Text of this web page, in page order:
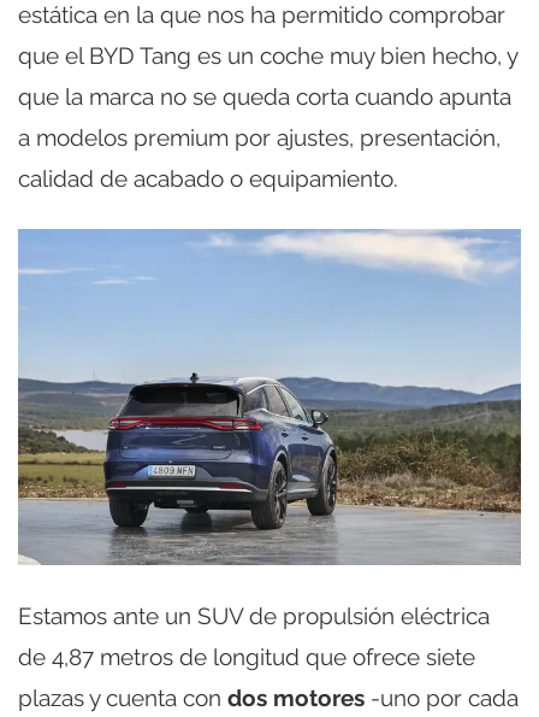
estática en la que nos ha permitido comprobar
que el BYD Tang es un coche muy bien hecho, y
que la marca no se queda corta cuando apunta
a modelos premium por ajustes, presentación,
calidad de acabado o equipamiento.
Estamos ante un SUV de propulsión eléctrica
de 4,87 metros de longitud que ofrece siete
plazas y cuenta con dos motores -uno por cada